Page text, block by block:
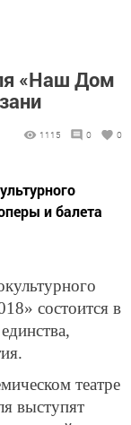
«Наш Дом
1115 0 0
и балета
состоится в
театре
выступят